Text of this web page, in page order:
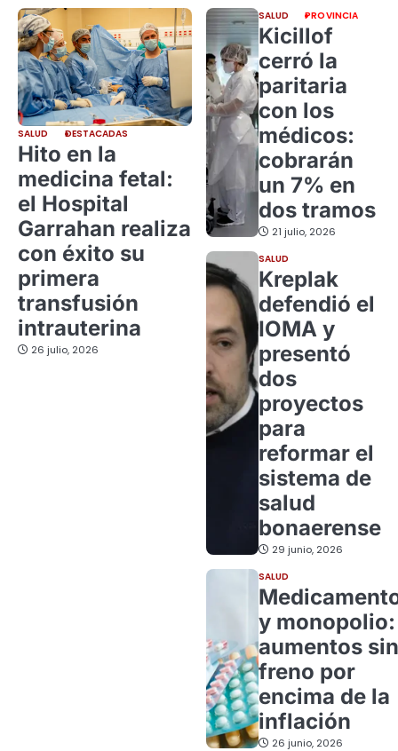
SALUD DESTACADAS
Hito en la
medicina fetal:
el Hospital
Garrahan realiza
con éxito su
primera
transfusión
intrauterina
26 julio, 2026
SALUD PROVINCIA
Kicillof
cerró la
paritaria
con los
médicos:
cobrarán
un 7% en
dos tramos
21 julio, 2026
SALUD
Kreplak
defendió el
IOMA y
presentó
dos
proyectos
para
reformar el
sistema de
salud
bonaerense
29 junio, 2026
SALUD
y monopolio:
aumentos sin
freno por
encima de la
inflación
26 junio, 2026